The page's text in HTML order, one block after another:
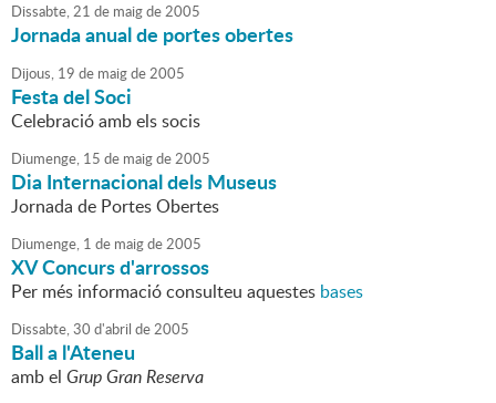
Dissabte,21 de maigde2005
Jornada anual de portes obertes
Dijous, 19 de maigde2005
Festa del Soci
Celebració amb els socis
Diumenge, 15 de maigde2005
Dia Internacional dels Museus
Jornada de Portes Obertes
Diumenge, 1 de maigde2005
XV Concurs d'arrossos
Per més informació consulteu aquestes bases
Dissabte,30 d'abril de2005
Ball a l'Ateneu
amb el Grup Gran Reserva